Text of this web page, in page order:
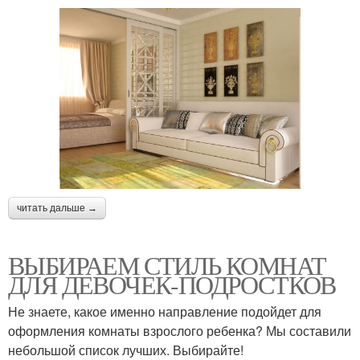
читать дальше →
ВЫБИРАЕМ СТИЛЬ КОМНАТ
ДЛЯ ДЕВОЧЕК-ПОДРОСТКОВ
Не знаете, какое именно направление подойдет для
оформления комнаты взрослого ребенка? Мы составили
небольшой список лучших. Выбирайте!